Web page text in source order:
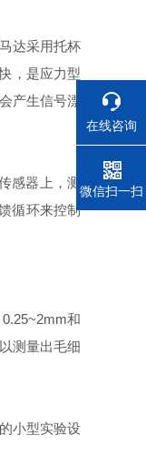
达采用托杯
，是应力型
产生信号漂
感器上，测
循环来控制
和
测量出毛细
小型实验设
在线咨询
电话
微信扫一扫